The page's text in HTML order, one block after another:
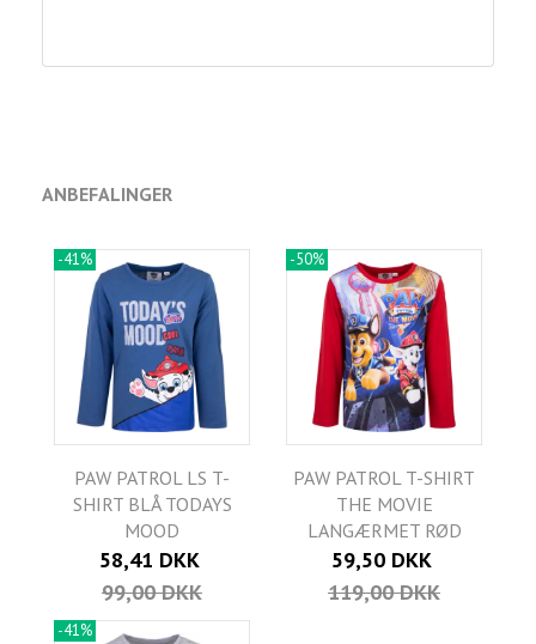
ANBEFALINGER
-41%
PAW PATROL LS T-
SHIRT BLÅ TODAYS
MOOD
58,41 DKK
99,00 DKK
-50%
PAW PATROL T-SHIRT
THE MOVIE
LANGÆRMET RØD
59,50 DKK
119,00 DKK
-41%